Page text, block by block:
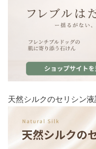
天然シルクのセリシン液